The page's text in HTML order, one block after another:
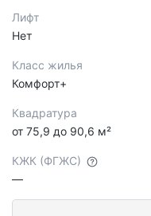
Лифт
Нет
Класс жилья
Комфорт+
Квадратура
от 75,9 до 90,6 м²
КЖК (ФГЖС)
—